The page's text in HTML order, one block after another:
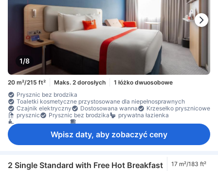
1/8
20 m²/215 ft² Maks. 2 dorosłych
1 łóżko dwuosobowe
Prysznic bez brodzika
Toaletki kosmetyczne przystosowane dla niepełnosprawnych
Czajnik elektryczny
Dostosowana wanna
Krzesełko prysznicowe
prysznic
Prysznic bez brodzika
prywatna łazienka
przybory toaletowe
ręczniki
Wpisz daty, aby zobaczyć ceny
2 Single Standard with Free Hot Breakfast 17 m²/183 ft²